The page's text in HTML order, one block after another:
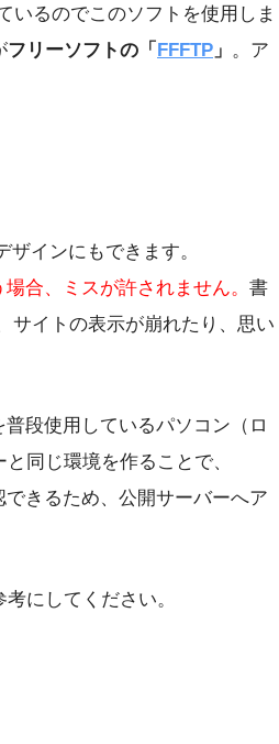
いるのでこのソフトを使用しま
フリーソフトの「 FFFTP 」 。ア
インにもできます。
合、ミスが許されません。 書
サイトの表示が崩れたり、思い
段使用しているパソコン（ロ
同じ環境を作ることで、
きるため、公開サーバーへア
にしてください。